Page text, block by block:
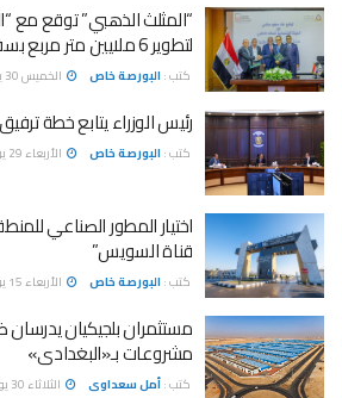
“المثلث الذهبي” توقع مع
لتطوير 6 ملايين متر مربع بسفاجا
كتب : البورصة خاص الخميس 30 يوليو 2026
رئيس الوزراء يتابع خطة
كتب : البورصة خاص الأربعاء 29 يوليو 2026
اختيار المطور الصناعي
قناة السويس”
كتب : البورصة خاص الأربعاء 15 يوليو 2026
مشروعات بـ«البغدادى»
كتب :أمل سعداوى الثلاثاء 30 يونيو 2026